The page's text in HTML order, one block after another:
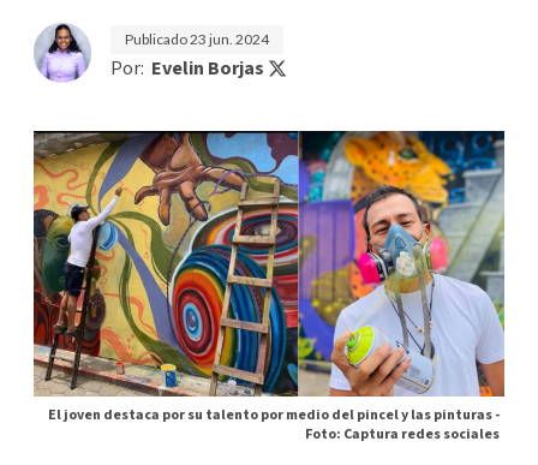
Publicado23 jun. 2024
Por: Evelin Borjas
El joven destaca por su talento por medio del pincel y las pinturas -
Foto: Captura redes sociales